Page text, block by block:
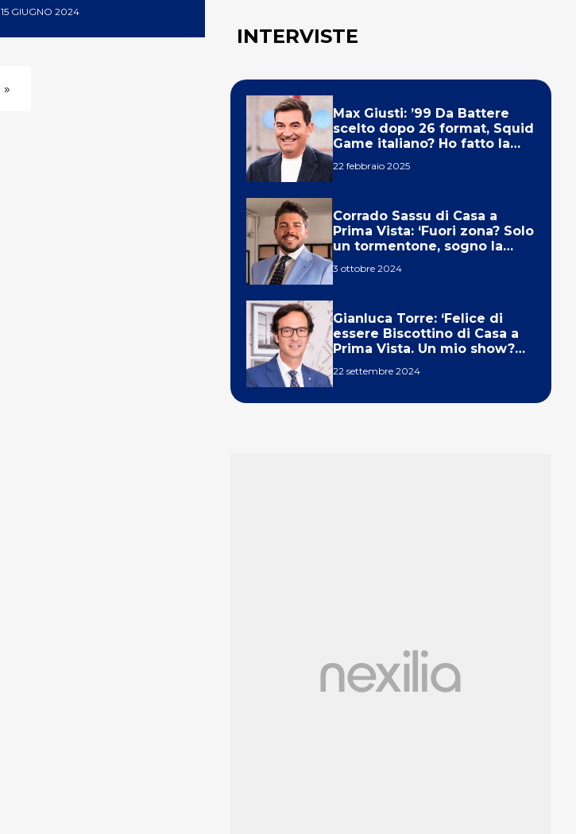
15 GIUGNO 2024
»
INTERVISTE
Max Giusti: ’99 Da Battere
scelto dopo 26 format, Squid
Game italiano? Ho fatto la
22 febbraio 2025
Corrado Sassu di Casa a
Prima Vista: ‘Fuori zona? Solo
un tormentone, sogno la
3 ottobre 2024
Gianluca Torre: ‘Felice di
essere Biscottino di Casa a
Prima Vista. Un mio show?
22 settembre 2024